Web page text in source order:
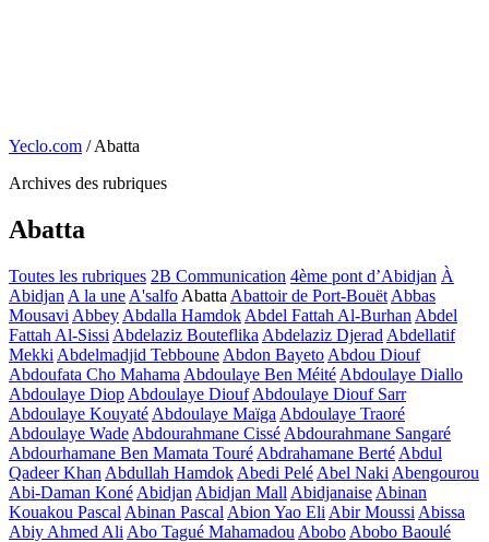
Yeclo.com / Abatta
Archives des rubriques
Abatta
Toutes les rubriques 2B Communication 4ème pont d’Abidjan À
Abidjan A la une A'salfo Abatta Abattoir de Port-Bouët Abbas
Mousavi Abbey Abdalla Hamdok Abdel Fattah Al-Burhan Abdel
Fattah Al-Sissi Abdelaziz Bouteflika Abdelaziz Djerad Abdellatif
Mekki Abdelmadjid Tebboune Abdon Bayeto Abdou Diouf
Abdoufata Cho Mahama Abdoulaye Ben Méité Abdoulaye Diallo
Abdoulaye Diop Abdoulaye Diouf Abdoulaye Diouf Sarr
Abdoulaye Kouyaté Abdoulaye Maïga Abdoulaye Traoré
Abdoulaye Wade Abdourahmane Cissé Abdourahmane Sangaré
Abdourhamane Ben Mamata Touré Abdrahamane Berté Abdul
Qadeer Khan Abdullah Hamdok Abedi Pelé Abel Naki Abengourou
Abi-Daman Koné Abidjan Abidjan Mall Abidjanaise Abinan
Kouakou Pascal Abinan Pascal Abion Yao Eli Abir Moussi Abissa
Abiy Ahmed Ali Abo Tagué Mahamadou Abobo Abobo Baoulé